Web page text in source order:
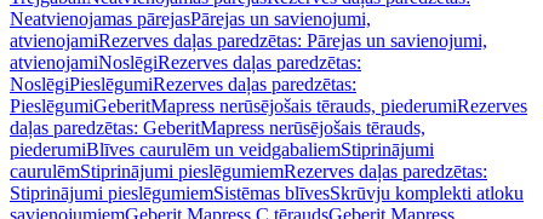
Neatvienojamas pārejasPārejas un savienojumi,
atvienojamiRezerves daļas paredzētas: Pārejas un savienojumi,
atvienojamiNoslēgiRezerves daļas paredzētas:
NoslēgiPieslēgumiRezerves daļas paredzētas:
PieslēgumiGeberitMapress nerūsējošais tērauds, piederumiRezerves
daļas paredzētas: GeberitMapress nerūsējošais tērauds,
piederumiBlīves caurulēm un veidgabaliemStiprinājumi
caurulēmStiprinājumi pieslēgumiemRezerves daļas paredzētas:
Stiprinājumi pieslēgumiemSistēmas blīvesSkrūvju komplekti atloku
savienojumiemGeberit Mapress C tēraudsGeberit Mapress